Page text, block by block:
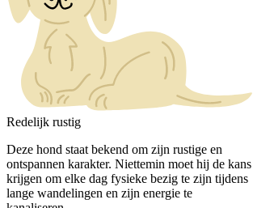
Redelijk rustig
Deze hond staat bekend om zijn rustige en
ontspannen karakter. Niettemin moet hij de kans
krijgen om elke dag fysieke bezig te zijn tijdens
lange wandelingen en zijn energie te